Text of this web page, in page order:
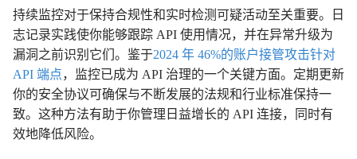
持续监控对于保持合规性和实时检测可疑活动至关重要。日
志记录实践使你能够跟踪 API 使用情况，并在异常升级为
漏洞之前识别它们。鉴于2024 年 46%的账户接管攻击针对
API 端点，监控已成为 API 治理的一个关键方面。定期更新
你的安全协议可确保与不断发展的法规和行业标准保持一
致。这种方法有助于你管理日益增长的 API 连接，同时有
效地降低风险。